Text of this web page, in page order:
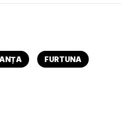
FURTUNA